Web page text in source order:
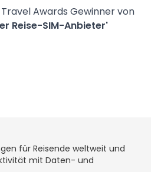
Travel Awards Gewinner von
Reise-SIM-Anbieter'
für Reisende weltweit und
mit Daten- und